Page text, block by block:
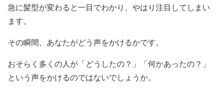
急に髪型が変わると一目でわかり、やはり注目してしまい
ます。
その瞬間、あなたがどう声をかけるかです。
おそらく多くの人が「どうしたの？」「何かあったの？」
という声をかけるのではないでしょうか。